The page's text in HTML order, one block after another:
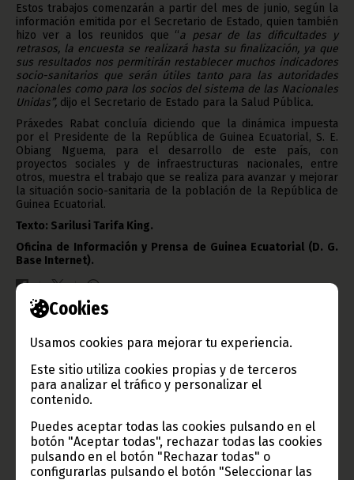
Cookies
Usamos cookies para mejorar tu experiencia.
Este sitio utiliza cookies propias y de terceros
para analizar el tráfico y personalizar el
contenido.
Puedes aceptar todas las cookies pulsando en el
botón "Aceptar todas", rechazar todas las cookies
pulsando en el botón "Rechazar todas" o
configurarlas pulsando el botón "Seleccionar las
Estos trabajos comenzarán a partir del mes de junio, según la
información emitida por el Secretario de Estado, quien también
hizo ver a los reunidos que “a pesar de las dificultades y
retrasos, la encuesta se realizará hasta su finalización, ya que
sus resultados nos permitirán restablecer muchos indicadores
socio-sanitarios que serán útiles tanto para las autoridades
nacionales como para los socios del sistema de las Nacionales
Unidas”, dijo el Secretario de Estado para la Salud Pública.
Práxedes Rabat concluía diciendo que la dinámica impuesta
por el Presidente de la República de Guinea Ecuatorial, S. E.
Obiang Nguema, para el desarrollo de este país, con
proyectos sociales y de infraestructuras nacionales, entre
otros, muestra el trabajo que se realiza para avanzar y mejorar
la situación socio-sanitaria de la población de la República de
Guinea Ecuatorial.
Texto: Sarilusi Tarifa King.
Oficina de Información y Prensa de Guinea Ecuatorial (D. G.
Base Internet).
Gobierno e Instituciones
Información de Guinea Ecuatorial